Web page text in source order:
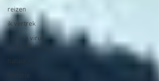
reizen
ik vertrek
corona virus -
covid 19 in Italië
natuur
historie